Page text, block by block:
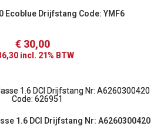
Ecoblue Drijfstang Code: YMF6
€30,00
incl. 21% BTW
1.6 DCI Drijfstang Nr: A6260300420